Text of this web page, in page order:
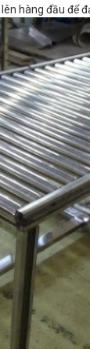
hàng đầu để